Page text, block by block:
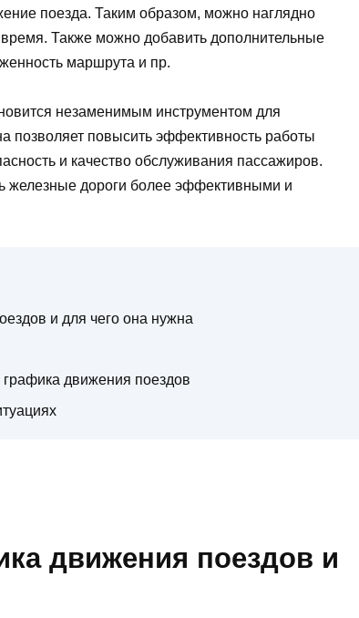
поезда. Таким образом, можно наглядно
время. Также можно добавить дополнительные
маршрута и пр.
незаменимым инструментом для
позволяет повысить эффективность работы
и качество обслуживания пассажиров.
железные дороги более эффективными и
и для чего она нужна
движения поездов
движения поездов и